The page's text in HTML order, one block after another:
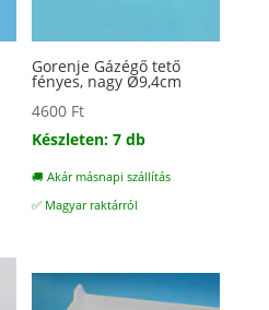
Gorenje Gázégő tető
fényes, nagy Ø9,4cm
4600 Ft
Készleten: 7 db
🚚 Akár másnapi szállítás
✅ Magyar raktárról